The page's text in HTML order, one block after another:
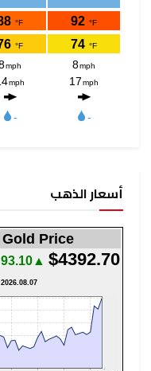
أسعار الذهب
Gold Price
$4392.70
▲93.10
2026.08.07